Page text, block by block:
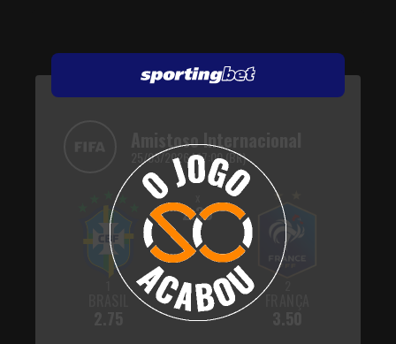
Amistoso Internacional
25/03/2026 | 17:00 (BR)
2.30